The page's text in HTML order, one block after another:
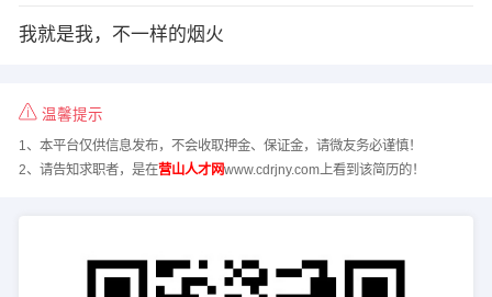
我就是我，不一样的烟火
温馨提示
1、本平台仅供信息发布，不会收取押金、保证金，请微友务必谨慎！
2、请告知求职者，是在营山人才网www.cdrjny.com上看到该简历的！